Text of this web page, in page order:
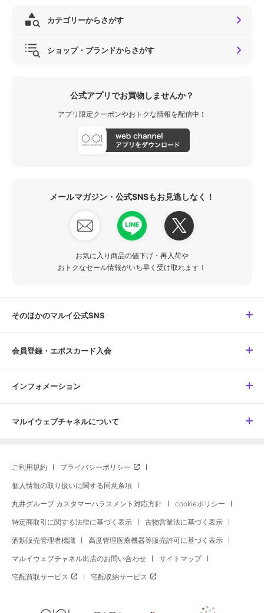
カテゴリーからさがす
ショップ・ブランドからさがす
公式アプリでお買物しませんか？
アプリ限定クーポンやおトクな情報を配信中！
メールマガジン・公式SNSもお見逃しなく！
お気に入り商品の値下げ・再入荷や
おトクなセール情報がいち早く受け取れます！
そのほかのマルイ公式SNS
会員登録・エポスカード入会
インフォメーション
マルイウェブチャネルについて
ご利用規約 プライバシーポリシー
個人情報の取り扱いに関する同意条項
丸井グループ カスタマーハラスメント対応方針 cookieポリシー
特定商取引に関する法律に基づく表示 古物営業法に基づく表示
酒類販売管理者標識 高度管理医療機器等販売許可に基づく表示
マルイウェブチャネル出店のお問い合わせ サイトマップ
宅配買取サービス 宅配収納サービス